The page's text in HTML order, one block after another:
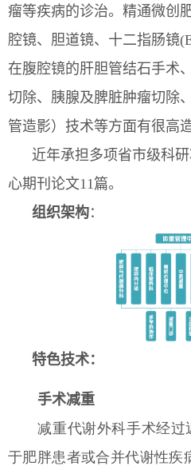
瘤等疾病的诊治。精通微创
腔镜、胆道镜、十二指肠镜
在腹腔镜的肝胆管结石手术
切除、胰腺及脾脏肿瘤切除
管造影）技术等方面有很高
近年承担多项省市级科
心期刊论文11篇。
组织架构：
特色技术：
手术减重
减重代谢外科手术经过
于肥胖患者或合并代谢性疾